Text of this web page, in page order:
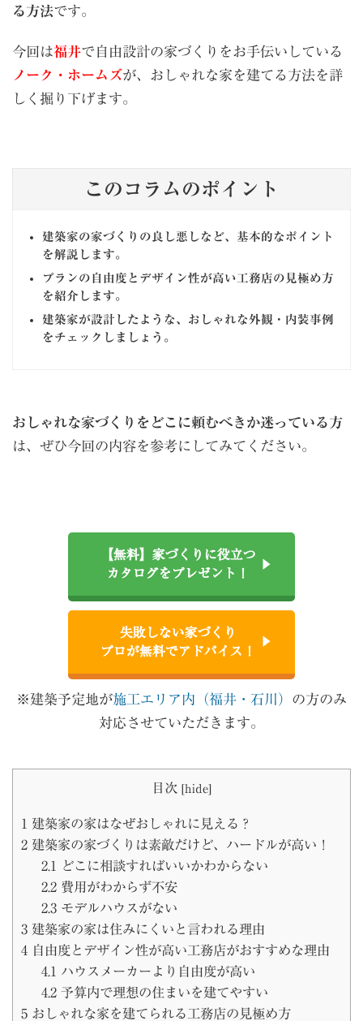
る方法です。
今回は福井で自由設計の家づくりをお手伝いしている
ノーク・ホームズが、おしゃれな家を建てる方法を詳
しく掘り下げます。
このコラムのポイント
建築家の家づくりの良し悪しなど、基本的なポイント
を解説します。
プランの自由度とデザイン性が高い工務店の見極め方
を紹介します。
建築家が設計したような、おしゃれな外観・内装事例
をチェックしましょう。
おしゃれな家づくりをどこに頼むべきか迷っている方
は、ぜひ今回の内容を参考にしてみてください。
【無料】家づくりに役立つ
カタログをプレゼント！
失敗しない家づくり
プロが無料でアドバイス！
※建築予定地が施工エリア内（福井・石川） の方のみ
対応させていただきます。
目次 [hide]
1 建築家の家はなぜおしゃれに見える？
2 建築家の家づくりは素敵だけど、ハードルが高い！
2.1
どこに相談すればいいかわからない
2.2費用がわからず不安
2.3モデルハウスがない
3 建築家の家は住みにくいと言われる理由
4 自由度とデザイン性が高い工務店がおすすめな理由
4.1 ハウスメーカーより自由度が高い
4.2予算内で理想の住まいを建てやすい
5 おしゃれな家を建てられる工務店の見極め方